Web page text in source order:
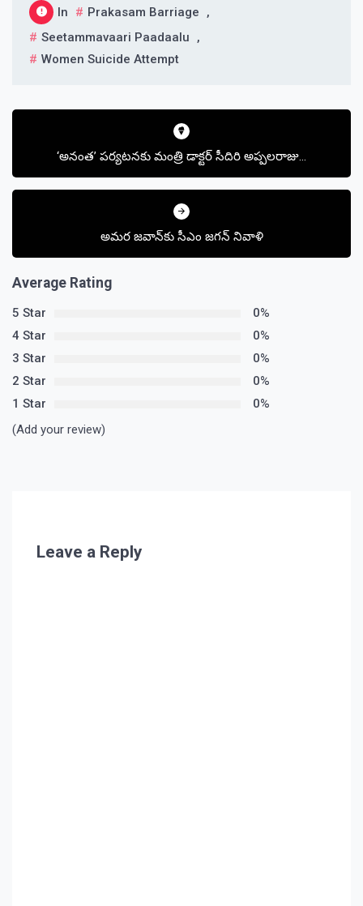
In Prakasam Barriage
,
Seetammavaari Paadaalu
,
Women Suicide Attempt
Post
‘అనంత’ పర్యటనకు మంత్రి డాక్టర్ సీదిరి అప్పలరాజు…
అమర జవాన్‌కు సీఎం జగన్ నివాళి
Average Rating
5 Star
0%
4 Star
0%
3 Star
0%
2 Star
0%
1 Star
0%
(Add your review)
Leave a Reply